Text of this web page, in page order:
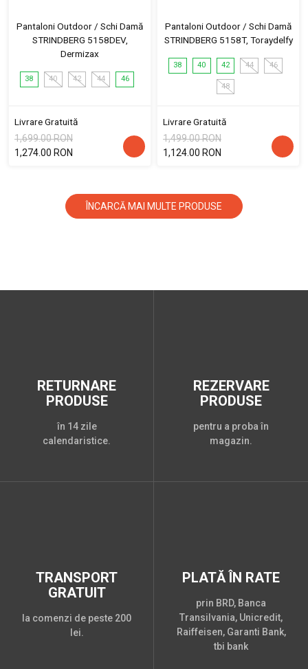
Pantaloni Outdoor / Schi Damă
STRINDBERG 5158DEV,
Dermizax
38 40 42 44 46
Livrare Gratuită
1,699.00 RON
1,274.00 RON
Pantaloni Outdoor / Schi Damă
STRINDBERG 5158T, Toraydelfy
38 40 42 44 46
48
Livrare Gratuită
1,499.00 RON
1,124.00 RON
ÎNCARCĂ MAI MULTE PRODUSE
RETURNARE
PRODUSE
în 14 zile
calendaristice.
REZERVARE
PRODUSE
pentru a proba în
magazin.
TRANSPORT
GRATUIT
la comenzi de peste 200
lei.
PLATĂ ÎN RATE
prin BRD, Banca
Transilvania, Unicredit,
Raiffeisen, Garanti Bank,
tbi bank